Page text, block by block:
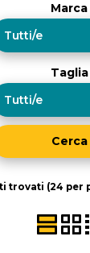
Stoviglie e
Natale
Marca
Taglia
trovati (24 per